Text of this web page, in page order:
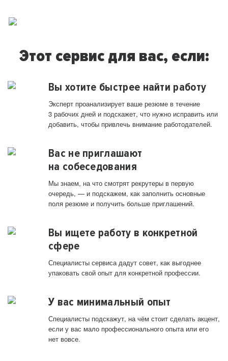
Этот сервис для вас, если:
Вы хотите быстрее найти работу
Эксперт проанализирует ваше резюме в течение
3 рабочих дней и подскажет, что нужно исправить или
добавить, чтобы привлечь внимание работодателей.
Вас не приглашают
на собеседования
Мы знаем, на что смотрят рекрутеры в первую
очередь, — и подскажем, как заполнить основные
поля резюме и получить больше приглашений.
Вы ищете работу в конкретной
сфере
Специалисты сервиса дадут совет, как выгоднее
упаковать свой опыт для конкретной профессии.
У вас минимальный опыт
Специалисты подскажут, на чём стоит сделать акцент,
если у вас мало профессионального опыта или его
нет вовсе.